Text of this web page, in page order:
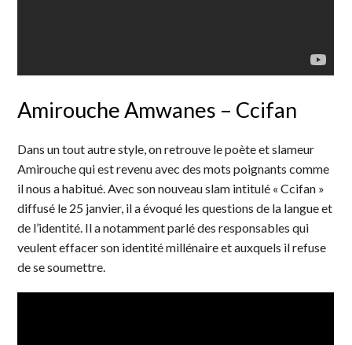
Amirouche Amwanes – Ccifan
Dans un tout autre style, on retrouve le poète et slameur
Amirouche qui est revenu avec des mots poignants comme
il nous a habitué. Avec son nouveau slam intitulé « Ccifan »
diffusé le 25 janvier, il a évoqué les questions de la langue et
de l’identité. Il a notamment parlé des responsables qui
veulent effacer son identité millénaire et auxquels il refuse
de se soumettre.